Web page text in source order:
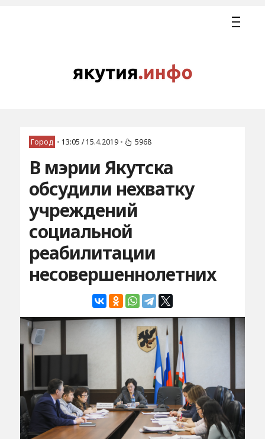
Город • 13:05 / 15.4.2019 • 5968
В мэрии Якутска
обсудили нехватку
учреждений
социальной
реабилитации
несовершеннолетних